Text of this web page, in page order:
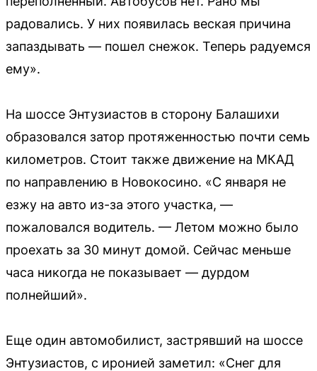
радовались. У них появилась веская причина
запаздывать — пошел снежок. Теперь радуемся
ему».
На шоссе Энтузиастов в сторону Балашихи
образовался затор протяженностью почти семь
километров. Стоит также движение на МКАД
по направлению в Новокосино. «С января не
езжу на авто из-за этого участка, —
пожаловался водитель. — Летом можно было
проехать за 30 минут домой. Сейчас меньше
часа никогда не показывает — дурдом
полнейший».
Еще один автомобилист, застрявший на шоссе
Энтузиастов, с иронией заметил: «Снег для